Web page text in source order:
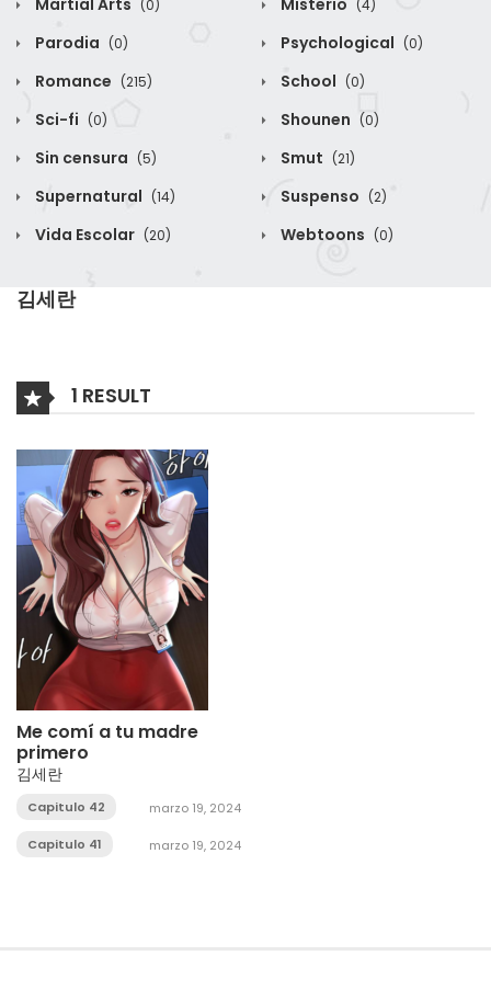
(0) (4)
Parodia (0) Psychological (0)
Romance (215) School (0)
Sci-fi (0) Shounen (0)
Sin censura (5) Smut (21)
Supernatural (14) Suspenso (2)
Vida Escolar (20) Webtoons (0)
김세란
1 RESULT
Me comí a tu madre
primero
김세란
Capitulo 42 marzo 19, 2024
Capitulo 41 marzo 19, 2024